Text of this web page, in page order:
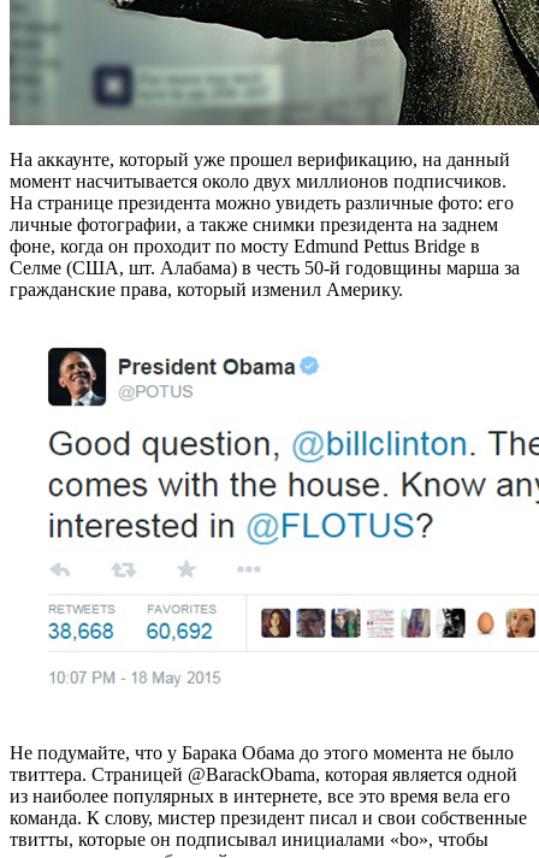
На аккаунте, который уже прошел верификацию, на данный
момент насчитывается около двух миллионов подписчиков.
На странице президента можно увидеть различные фото: его
личные фотографии, а также снимки президента на заднем
фоне, когда он проходит по мосту Edmund Pettus Bridge в
Селме (США, шт. Алабама) в честь 50-й годовщины марша за
гражданские права, который изменил Америку.
Не подумайте, что у Барака Обама до этого момента не было
твиттера. Страницей @BarackObama, которая является одной
из наиболее популярных в интернете, все это время вела его
команда. К слову, мистер президент писал и свои собственные
твитты, которые он подписывал инициалами «bo», чтобы